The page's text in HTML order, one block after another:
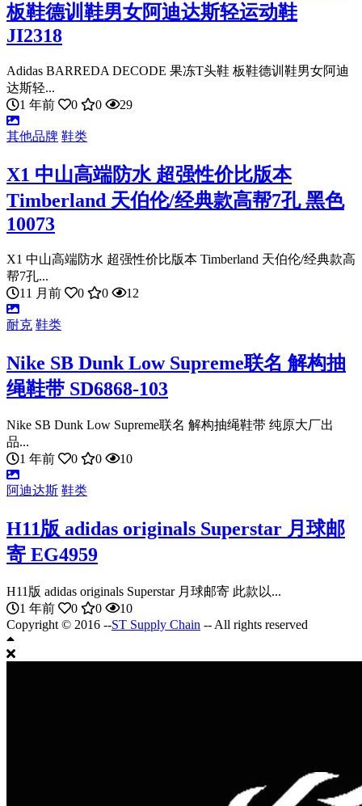
板鞋德训鞋男女阿迪达斯轻运动鞋
JI2318
Adidas BARREDA DECODE 果冻T头鞋 板鞋德训鞋男女阿迪
达斯轻...
1 年前
0 0 29
其他品牌 鞋类
X1 中山高端防水 超强性价比版本
Timberland 天伯伦/经典款高帮7孔 黑色
10073
X1 中山高端防水 超强性价比版本 Timberland 天伯伦/经典款高
帮7孔...
11 月前
0 0 12
耐克 鞋类
Nike SB Dunk Low Supreme联名 解构抽
绳鞋带 SD6868-103
Nike SB Dunk Low Supreme联名 解构抽绳鞋带 纯原大厂出
品...
1 年前
0 0 10
阿迪达斯 鞋类
H11版 adidas originals Superstar 月球邮
寄 EG4959
H11版 adidas originals Superstar 月球邮寄 此款以...
1 年前
0 0
10
Copyright © 2016 --ST Supply Chain -- All rights reserved